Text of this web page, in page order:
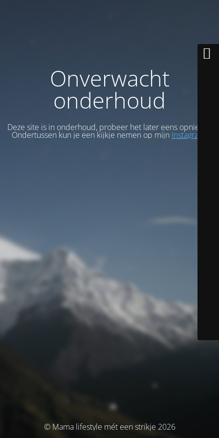
Onverwacht
onderhoud
Deze site is in onderhoud, probeer het later eens opnieuw.
Ondertussen kun je een kijkje nemen op mijn Instagram
© Mama lifestyle mét een strikje 2026